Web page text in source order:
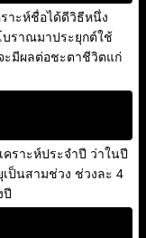
าะห์ชื่อได้ดีวิธีหนึ่ง
ราณมาประยุกต์ใช้
ะมีผลต่อชะตาชีวิตแก่
คราะห์ประจำปี ว่าในปี
เป็นสามช่วง ช่วงละ 4
ปี